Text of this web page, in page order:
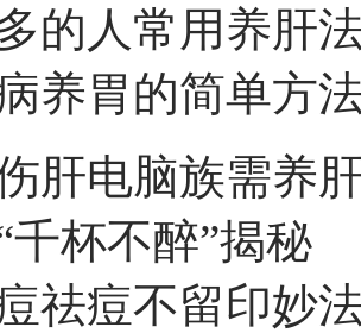
的人常用养肝
养胃的简单方
肝电脑族需养
千杯不醉”揭秘
祛痘不留印妙